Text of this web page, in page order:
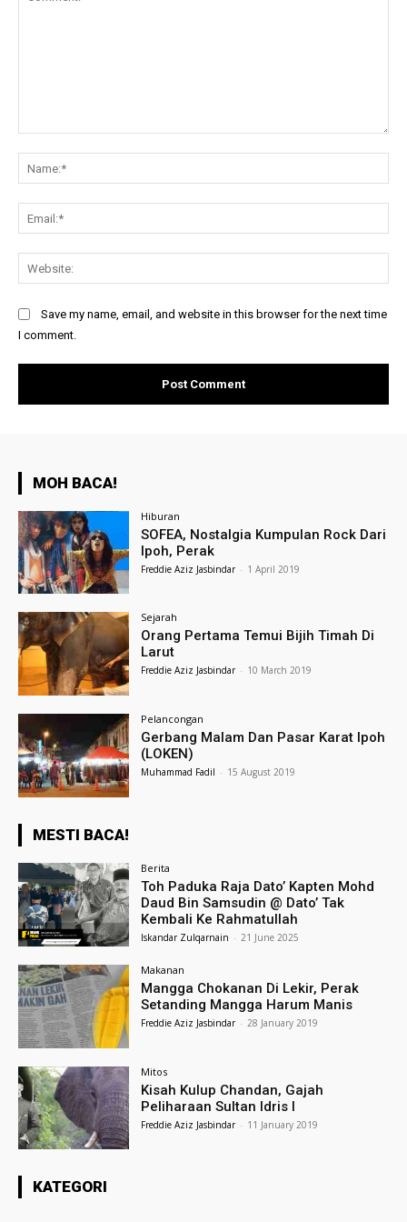
Save my name, email, and website in this browser for the next time
I comment.
MOH BACA!
Hiburan
SOFEA, Nostalgia Kumpulan Rock Dari
Ipoh, Perak
Freddie Aziz Jasbindar - 1 April 2019
Sejarah
Orang Pertama Temui Bijih Timah Di
Larut
Freddie Aziz Jasbindar - 10 March 2019
Pelancongan
Gerbang Malam Dan Pasar Karat Ipoh
(LOKEN)
Muhammad Fadil - 15 August 2019
MESTI BACA!
Berita
Toh Paduka Raja Dato’ Kapten Mohd
Daud Bin Samsudin @ Dato’ Tak
Kembali Ke Rahmatullah
Iskandar Zulqarnain - 21 June 2025
Makanan
Mangga Chokanan Di Lekir, Perak
Setanding Mangga Harum Manis
Freddie Aziz Jasbindar - 28 January 2019
Mitos
Kisah Kulup Chandan, Gajah
Peliharaan Sultan Idris I
Freddie Aziz Jasbindar - 11 January 2019
KATEGORI